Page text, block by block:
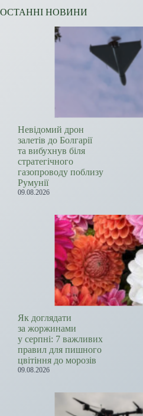
ОСТАННІ НОВИНИ
Невідомий дрон
залетів до Болгарії
та вибухнув біля
стратегічного
газопроводу поблизу
Румунії
09.08.2026
Як доглядати
за жоржинами
у серпні: 7 важливих
правил для пишного
цвітіння до морозів
09.08.2026